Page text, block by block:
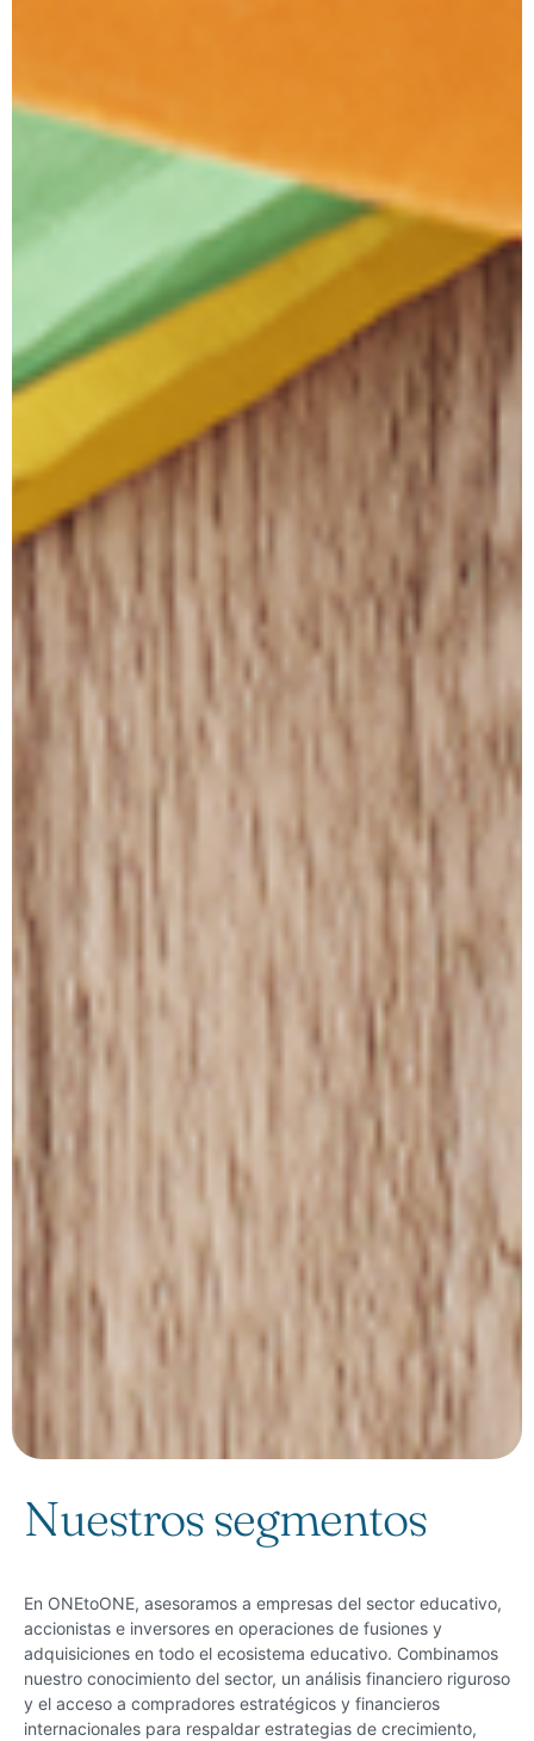
Nuestros segmentos
En ONEtoONE, asesoramos a empresas del sector educativo,
accionistas e inversores en operaciones de fusiones y
adquisiciones en todo el ecosistema educativo. Combinamos
nuestro conocimiento del sector, un análisis financiero riguroso
y el acceso a compradores estratégicos y financieros
internacionales para respaldar estrategias de crecimiento,